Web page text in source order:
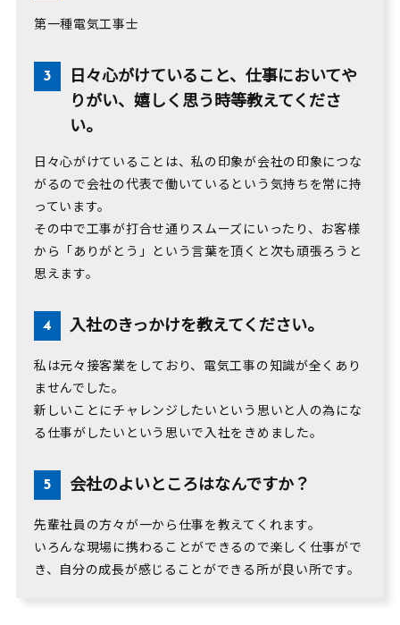
第一種電気工事士
日々心がけていること、仕事においてや
りがい、嬉しく思う時等教えてくださ
い。
日々心がけていることは、私の印象が会社の印象につな
がるので会社の代表で働いているという気持ちを常に持
っています。
その中で工事が打合せ通りスムーズにいったり、お客様
から「ありがとう」という言葉を頂くと次も頑張ろうと
思えます。
入社のきっかけを教えてください。
私は元々接客業をしており、電気工事の知識が全くあり
ませんでした。
新しいことにチャレンジしたいという思いと人の為にな
る仕事がしたいという思いで入社をきめました。
会社のよいところはなんですか？
先輩社員の方々が一から仕事を教えてくれます。
いろんな現場に携わることができるので楽しく仕事がで
き、自分の成長が感じることができる所が良い所です。